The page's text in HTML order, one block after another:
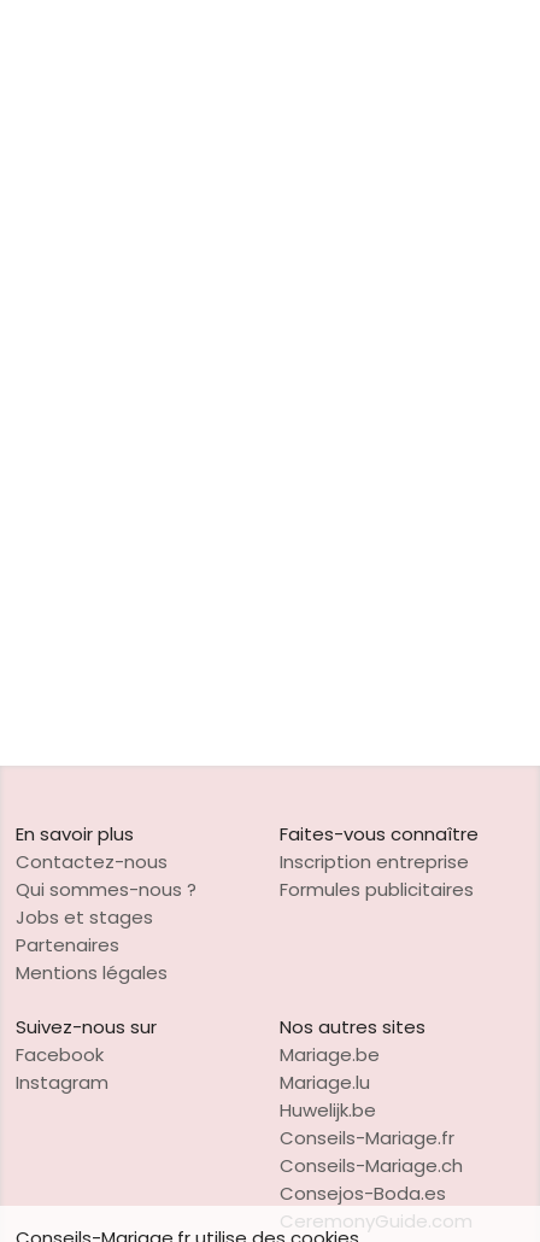
En savoir plus
Contactez-nous
Qui sommes-nous ?
Jobs et stages
Partenaires
Mentions légales
Faites-vous connaître
Inscription entreprise
Formules publicitaires
Suivez-nous sur
Facebook
Instagram
Nos autres sites
Mariage.be
Mariage.lu
Huwelijk.be
Conseils-Mariage.fr
Conseils-Mariage.ch
Consejos-Boda.es
CeremonyGuide.com